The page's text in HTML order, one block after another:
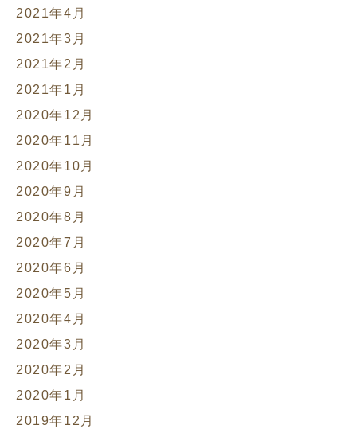
2021年4月
2021年3月
2021年2月
2021年1月
2020年12月
2020年11月
2020年10月
2020年9月
2020年8月
2020年7月
2020年6月
2020年5月
2020年4月
2020年3月
2020年2月
2020年1月
2019年12月